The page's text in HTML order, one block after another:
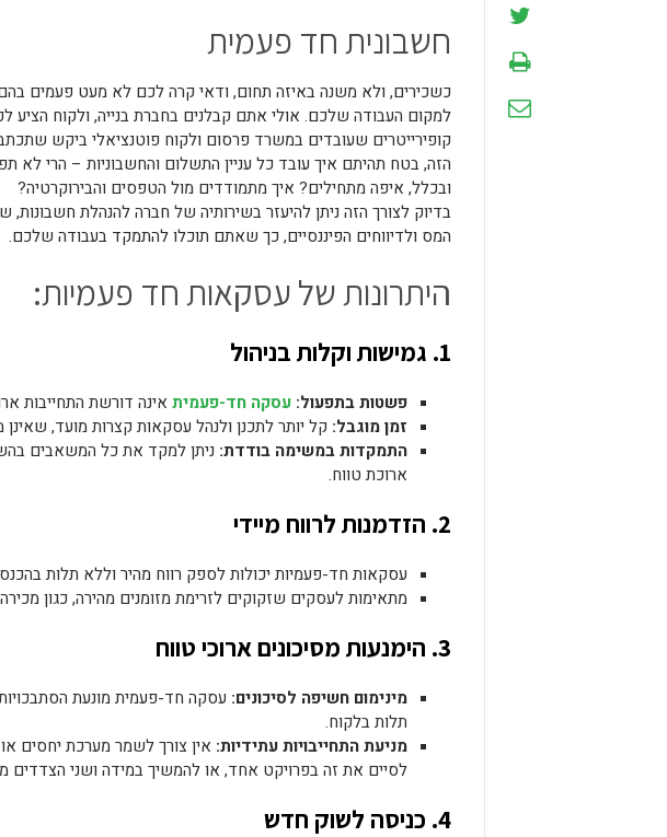
חשבונית חד פעמית
כשכירים, ולא משנה באיזה תחום, ודאי קרה לכם לא מעט פעמים
למקום העבודה שלכם. אולי אתם קבלנים בחברת בנייה, ולקוח הציע
קופירייטרים שעובדים במשרד פרסום ולקוח פוטנציאלי ביקש
הזה, בטח תהיתם איך עובד כל עניין התשלום והחשבוניות – הרי לא
ובכלל, איפה מתחילים? איך מתמודדים מול הטפסים והבירוקרטיה?
בדיוק לצורך הזה ניתן להיעזר בשירותיה של חברה להנהלת
המס ולדיווחים הפיננסיים, כך שאתם תוכלו להתמקד בעבודה שלכם.
היתרונות של עסקאות חד פעמיות:
1. גמישות וקלות בניהול
פשטות בתפעול: עסקה חד-פעמית אינה דורשת התחייבות
זמן מוגבל: קל יותר לתכנן ולנהל עסקאות קצרות מועד,
התמקדות במשימה בודדת: ניתן למקד את כל המשאבים
ארוכת טווח.
2. הזדמנות לרווח מיידי
עסקאות חד-פעמיות יכולות לספק רווח מהיר וללא תלות
מתאימות לעסקים שזקוקים לזרימת מזומנים מהירה, כגון
3. הימנעות מסיכונים ארוכי טווח
מינימום חשיפה לסיכונים: עסקה חד-פעמית מונעת הסתבכויות
תלות בלקוח.
מניעת התחייבויות עתידיות: אין צורך לשמר מערכת יחסים
לסיים את זה בפרויקט אחד, או להמשיך במידה ושני הצדדים
4. כניסה לשוק חדש